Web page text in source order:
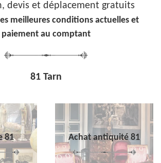
devis et déplacement gratuits
meilleures conditions actuelles et
paiement au comptant
81 Tarn
81 Achat antiquité 81